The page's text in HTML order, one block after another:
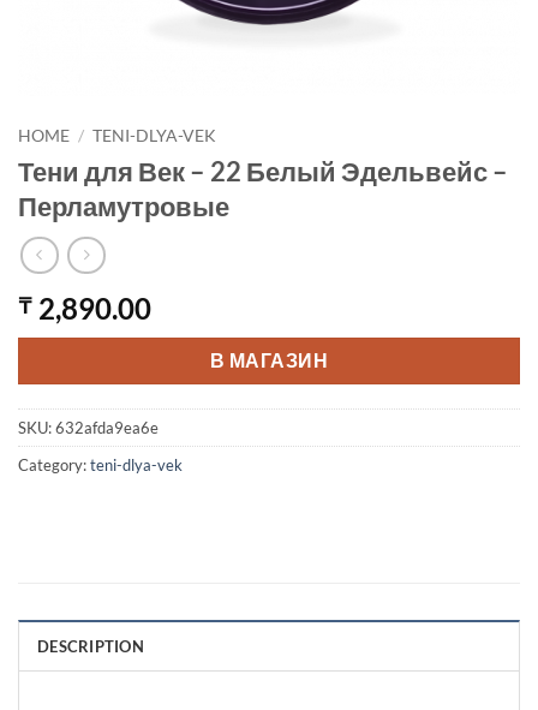
HOME / TENI-DLYA-VEK
Тени для Век – 22 Белый Эдельвейс –
Перламутровые
₸ 2,890.00
В МАГАЗИН
SKU:632afda9ea6e
Category:teni-dlya-vek
DESCRIPTION